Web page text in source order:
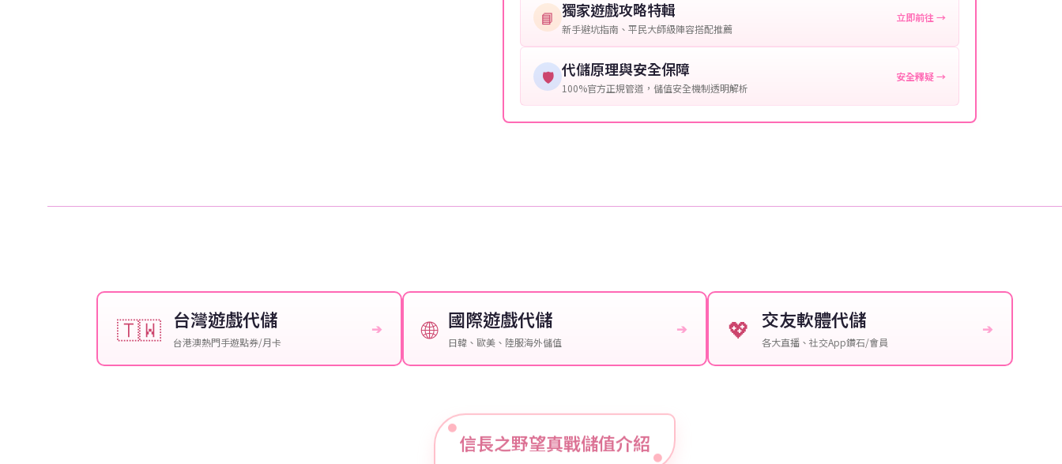
📘 獨家遊戲攻略特輯
新手避坑指南、平民大師級陣容搭配推薦
立即前往 →
🛡️ 代儲原理與安全保障
100%官方正規管道，儲值安全機制透明解析
安全釋疑 →
🇹🇼 台灣遊戲代儲
台港澳熱門手遊點券/月卡
➔ 🌐 國際遊戲代儲
日韓、歐美、陸服海外儲值
➔ 💖 交友軟體代儲
各大直播、社交App鑽石/會員
➔
信長之野望真戰儲值介紹